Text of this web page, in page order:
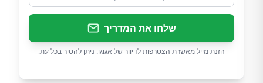
שלחו את המדריך
הזנת מייל מאשרת הצטרפות לדיוור של אגוגו. ניתן להסיר בכל עת.